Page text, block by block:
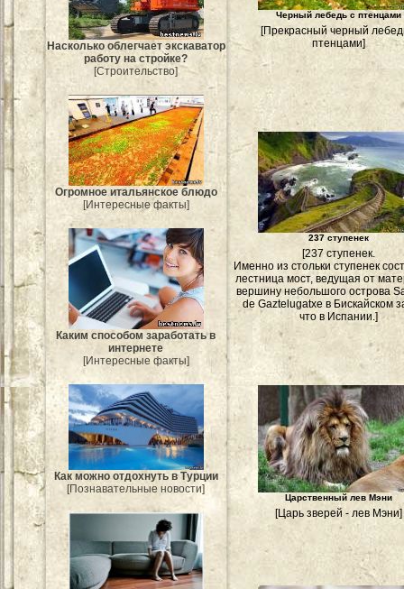
Насколько облегчает экскаватор
работу на стройке?
[Строительство]
Огромное итальянское блюдо
[Интересные факты]
Каким способом заработать в
интернете
[Интересные факты]
Как можно отдохнуть в Турции
[Познавательные новости]
Черный лебедь с птенцами
[Прекрасный черный
птенцами]
237 ступенек
[237 ступенек.
Именно из стольки ступенек
лестница мост, ведущая от
вершину небольшого острова
de Gaztelugatxe в Бискайском
что в Испании.]
Царственный лев Мэни
[Царь зверей - лев Мэни]